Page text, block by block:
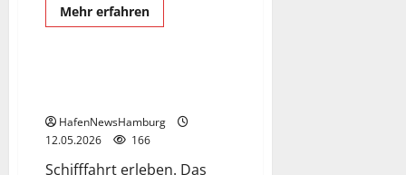
Mehr erfahrenMehr
Informationen
Internationales Maritimes Museum Hamburg.
Museum
HafenNewsHamburg
12.05.2026
166
Schifffahrt erleben. Das